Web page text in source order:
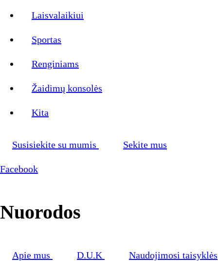
Laisvalaikiui
Sportas
Renginiams
Žaidimų konsolės
Kita
Susisiekite su mumis Sekite mus
Facebook
Nuorodos
Apie mus D.U.K Naudojimosi taisyklės